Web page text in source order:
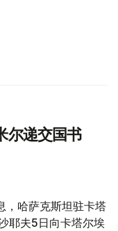
尔递交国书
，哈萨克斯坦驻卡塔
耶夫5日向卡塔尔埃